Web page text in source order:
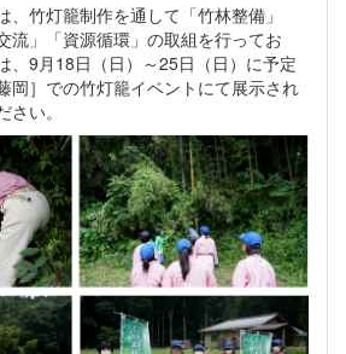
竹灯籠制作を通して「竹林整備」
流」「資源循環」の取組を行ってお
、9月18日（日）～25日（日）に予定
岡］での竹灯籠イベントにて展示され
い。